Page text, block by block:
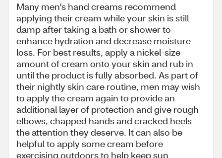
Many men's hand creams recommend
applying their cream while your skin is still
damp after taking a bath or shower to
enhance hydration and decrease moisture
loss. For best results, apply a nickel-size
amount of cream onto your skin and rub in
until the product is fully absorbed. As part of
their nightly skin care routine, men may wish
to apply the cream again to provide an
additional layer of protection and give rough
elbows, chapped hands and cracked heels
the attention they deserve. It can also be
helpful to apply some cream before
exercising outdoors to help keep sun